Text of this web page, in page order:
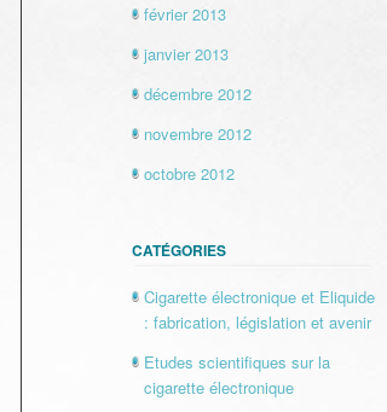
février 2013
janvier 2013
décembre 2012
novembre 2012
octobre 2012
CATÉGORIES
Cigarette électronique et Eliquide
: fabrication, législation et avenir
Etudes scientifiques sur la
cigarette électronique